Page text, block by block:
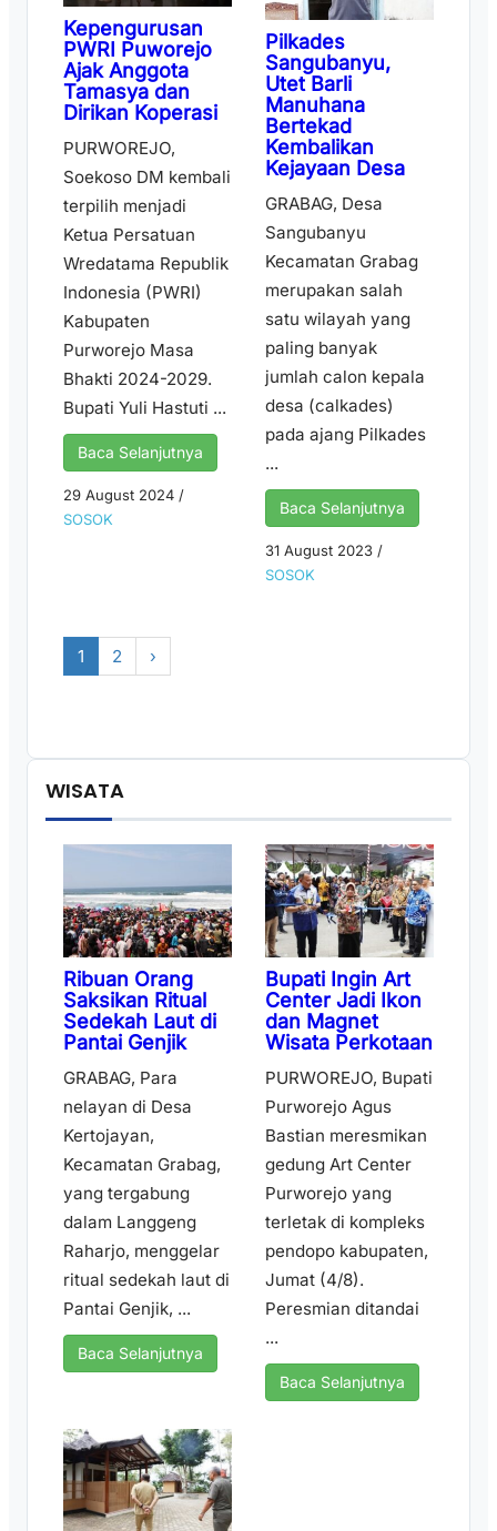
Kepengurusan
PWRI Puworejo
Ajak Anggota
Tamasya dan
Dirikan Koperasi
PURWOREJO,
Soekoso DM kembali
terpilih menjadi
Ketua Persatuan
Wredatama Republik
Indonesia (PWRI)
Kabupaten
Purworejo Masa
Bhakti 2024-2029.
Bupati Yuli Hastuti ...
Baca Selanjutnya
29 August 2024 /
SOSOK
Pilkades
Sangubanyu,
Utet Barli
Manuhana
Bertekad
Kembalikan
Kejayaan Desa
GRABAG, Desa
Sangubanyu
Kecamatan Grabag
merupakan salah
satu wilayah yang
paling banyak
jumlah calon kepala
desa (calkades)
pada ajang Pilkades
...
Baca Selanjutnya
31 August 2023 /
SOSOK
1 2 ›
WISATA
Ribuan Orang
Saksikan Ritual
Sedekah Laut di
Pantai Genjik
GRABAG, Para
nelayan di Desa
Kertojayan,
Kecamatan Grabag,
yang tergabung
dalam Langgeng
Raharjo, menggelar
ritual sedekah laut di
Pantai Genjik, ...
Baca Selanjutnya
Bupati Ingin Art
Center Jadi Ikon
dan Magnet
Wisata Perkotaan
PURWOREJO, Bupati
Purworejo Agus
Bastian meresmikan
gedung Art Center
Purworejo yang
terletak di kompleks
pendopo kabupaten,
Jumat (4/8).
Peresmian ditandai
...
Baca Selanjutnya